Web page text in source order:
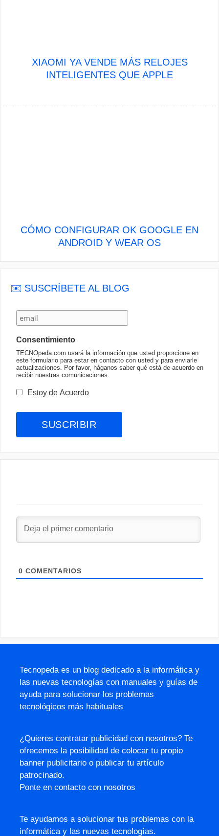
XIAOMI YA VENDE MÁS RELOJES
INTELIGENTES QUE APPLE
CÓMO CONFIGURAR OK GOOGLE EN
ANDROID Y WEAR OS
✉️ SUSCRÍBETE AL BLOG
Consentimiento
TECNOpeda.com usará la información que usted proporcione en
este formulario para estar en contacto con usted y para enviarle
actualizaciones. Por favor, háganos saber qué está de acuerdo en
recibir nuestras comunicaciones.
Estoy de Acuerdo
0 COMENTARIOS
Tecnopeda es un blog dedicado a la informática y
las nuevas tecnologías con manuales y guías de
ayuda para solucionar los problemas
tecnológicos más habituales
¿Quieres contratar publicidad con nosotros? Te
ofrecemos la posibilidad de colocar tu propio
banner publicitario o publicar tu artículo
patrocinado.
Ponte en contacto con nosotros
Te ayudamos a solucionar tus problemas con la
informática y las nuevas tecnologías.